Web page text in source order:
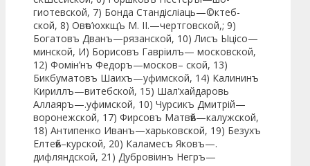
гиотевской, 7) Бонда Стандісліаць—©ктеб-
ской, 8) Овѣо’юхкщ’ь М. ІІ.—чертговской,; 9)
Богатовъ Дванъ—рязанской, 10) Лисъ Ыцісо—
минской, И) Борисовъ Гавріилъ— московской,
12) Фомін’нъ Федоръ—москов– ской, 13)
Бикбуматовъ Шаихъ—уфимской, 14) Калининъ
Кириллъ—витебской, 15) Шал’хайдаровь
Аллаяръ—.уфимской, 10) Чурсикъ Дмитрій—
воронежской, 17) Фирсовъ Матвѣй—калужской,
18) Антипенко Иванъ—харьковской, 19) Безухъ
Елтеѣй–курской, 20) Каламесъ Яковъ—.
дифляндской, 21) Дубровіинъ Негръ—